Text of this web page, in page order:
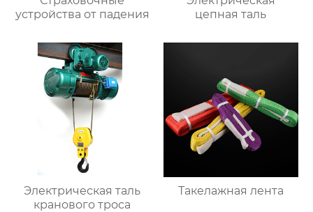
устройства от падения
цепная таль
Электрическая таль
кранового троса
Такелажная лента